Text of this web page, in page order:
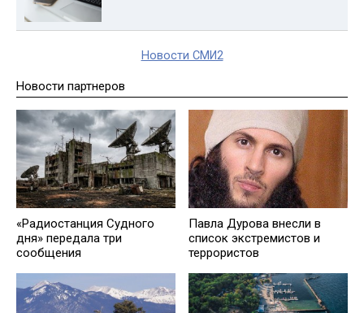
Новости СМИ2
Новости партнеров
«Радиостанция Судного
дня» передала три
сообщения
Павла Дурова внесли в
список экстремистов и
террористов